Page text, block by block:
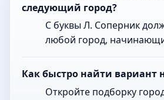
следующий город?
С буквы Л. Соперник
любой город,
Как быстро найти вариант
Откройте подборку